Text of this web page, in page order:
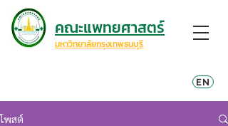
มหาวิทยาลัยกรุงเทพธนบุรี
EN
คณะแพทยศาสตร์
โพสต์